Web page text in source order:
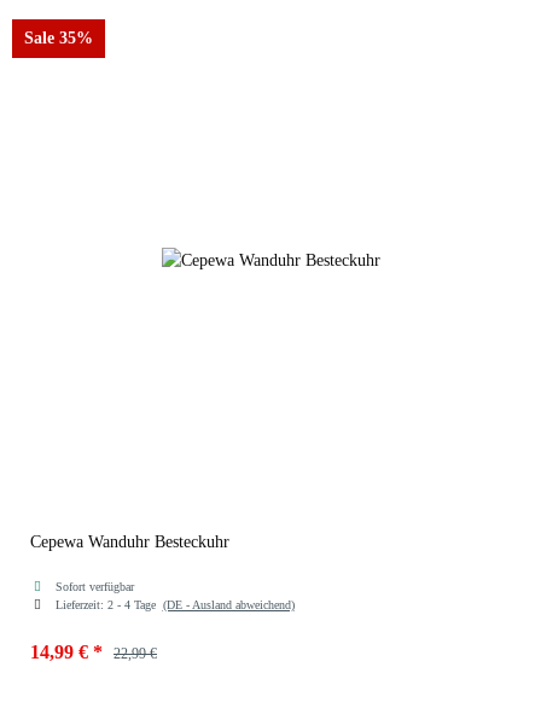
Sale 35%
Cepewa Wanduhr Besteckuhr
Sofort verfügbar
Lieferzeit: 2 - 4 Tage (DE - Ausland abweichend)
14,99 € * 22,99 €